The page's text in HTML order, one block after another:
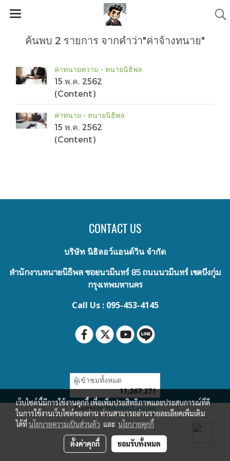
ค้นพบ 2 รายการ จากคำว่า"ค่าจ้างทนาย"
ค่าทนายความ - ทนายนิธิพล
15 พ.ค. 2562
(Content)
ค่าทนาย - ทนายนิธิพล
15 พ.ค. 2562
(Content)
CONTACT US
บริษัท นิธิลอว์แอนด์วิน จำกัด
สำนักงานทนายนิธิพล ซอยนวมินทร์ 85 ถนนนวมินทร์ เขตบึงกุ่ม
กรุงเทพมหานคร
Call Us : 095-453-4145
ผู้เข้าชมทั้งหมด
11,267,271
Powered byMakeWebEasy.com
เว็บไซต์นี้มีการใช้งานคุกกี้ เพื่อเพิ่มประสิทธิภาพและประสบการณ์ที่ดี
ในการใช้งานเว็บไซต์ของท่าน ท่านสามารถอ่านรายละเอียดเพิ่มเติม
ได้ที่นโยบายความเป็นส่วนตัว และ นโยบายคุกกี้
ตั้งค่าคุกกี้ ยอมรับทั้งหมด